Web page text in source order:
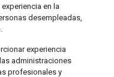
en la
desempleadas,
experiencia
administraciones
profesionales y